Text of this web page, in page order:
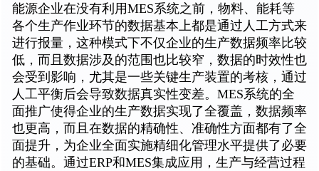
能源企业在没有利用MES系统之前，物料、能耗等
各个生产作业环节的数据基本上都是通过人工方式来
进行报量，这种模式下不仅企业的生产数据频率比较
低，而且数据涉及的范围也比较窄，数据的时效性也
会受到影响，尤其是一些关键生产装置的考核，通过
人工平衡后会导致数据真实性变差。MES系统的全
面推广使得企业的生产数据实现了全覆盖，数据频率
也更高，而且在数据的精确性、准确性方面都有了全
面提升，为企业全面实施精细化管理水平提供了必要
的基础。通过ERP和MES集成应用，生产与经营过程